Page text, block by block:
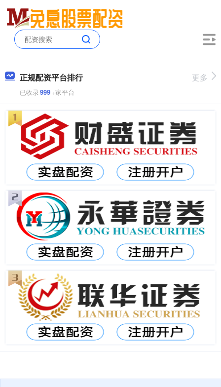
正规配资平台排行
已收录999+家平台
更多